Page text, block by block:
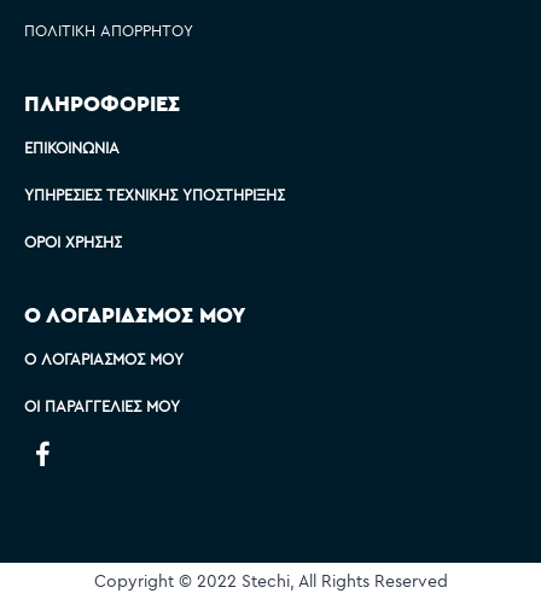
ΠΟΛΙΤΙΚΉ ΑΠΟΡΡΉΤΟΥ
ΠΛΗΡΟΦΟΡΙΕΣ
ΕΠΙΚΟΙΝΩΝΊΑ
ΥΠΗΡΕΣΊΕΣ ΤΕΧΝΙΚΉΣ ΥΠΟΣΤΉΡΙΞΗΣ
ΌΡΟΙ ΧΡΉΣΗΣ
Ο ΛΟΓΑΡΙΑΣΜΟΣ ΜΟΥ
Ο ΛΟΓΑΡΙΑΣΜΌΣ ΜΟΥ
ΟΙ ΠΑΡΑΓΓΕΛΊΕΣ ΜΟΥ
Copyright © 2022 Stechi, All Rights Reserved